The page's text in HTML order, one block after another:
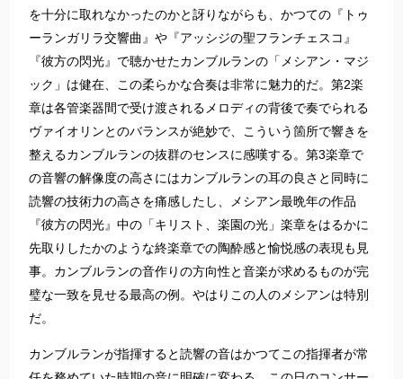
を十分に取れなかったのかと訝りながらも、かつての『トゥ
ーランガリラ交響曲』や『アッシジの聖フランチェスコ』
『彼方の閃光』で聴かせたカンブルランの「メシアン・マジ
ック」は健在、この柔らかな合奏は非常に魅力的だ。第2楽
章は各管楽器間で受け渡されるメロディの背後で奏でられる
ヴァイオリンとのバランスが絶妙で、こういう箇所で響きを
整えるカンブルランの抜群のセンスに感嘆する。第3楽章で
の音響の解像度の高さにはカンブルランの耳の良さと同時に
読響の技術力の高さを痛感したし、メシアン最晩年の作品
『彼方の閃光』中の「キリスト、楽園の光」楽章をはるかに
先取りしたかのような終楽章での陶酔感と愉悦感の表現も見
事。カンブルランの音作りの方向性と音楽が求めるものが完
璧な一致を見せる最高の例。やはりこの人のメシアンは特別
だ。
カンブルランが指揮すると読響の音はかつてこの指揮者が常